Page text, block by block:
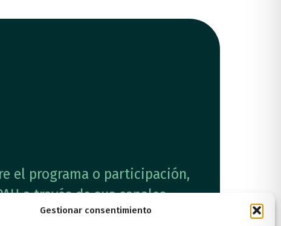
Gestionar consentimiento
el programa o participación,
a través de sus canales